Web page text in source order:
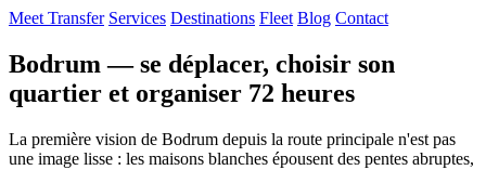
Meet Transfer Services Destinations Fleet Blog Contact
Bodrum — se déplacer, choisir son
quartier et organiser 72 heures
La première vision de Bodrum depuis la route principale n'est pas
une image lisse : les maisons blanches épousent des pentes abruptes,